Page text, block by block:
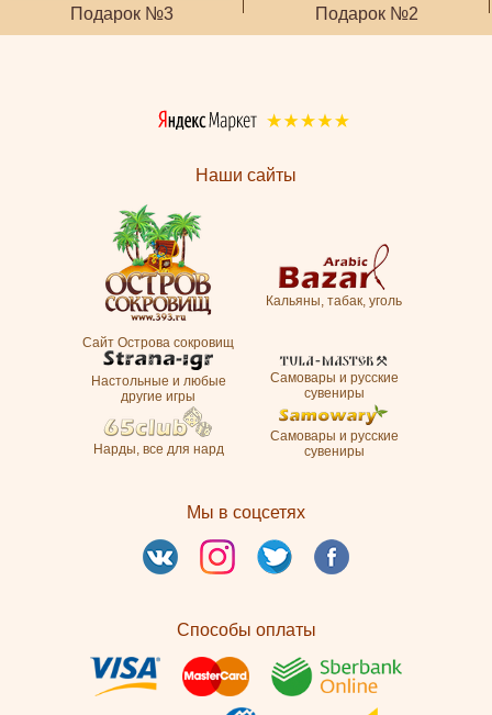
Подарок №3 Подарок №2
Наши сайты
Сайт Острова сокровищ
Кальяны, табак, уголь
Настольные и любые
другие игры
Самовары и русские
сувениры
Нарды, все для нард
Самовары и русские
сувениры
Мы в соцсетях
Способы оплаты